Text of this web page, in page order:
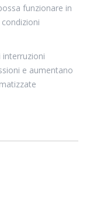
funzionare in
interruzioni
e aumentano